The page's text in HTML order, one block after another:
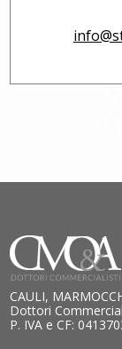
CAULI,
Dottori
P. IVA e CF: